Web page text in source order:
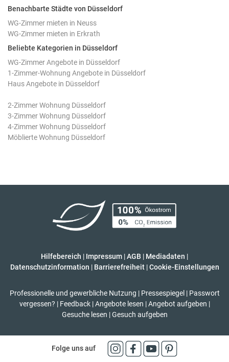
Benachbarte Städte von Düsseldorf
WG-Zimmer mieten in Neuss
WG-Zimmer mieten in Erkrath
Beliebte Kategorien in Düsseldorf
WG-Zimmer Angebote in Düsseldorf
1-Zimmer-Wohnung Angebote in Düsseldorf
Haus Angebote in Düsseldorf
2-Zimmer Wohnung Düsseldorf
3-Zimmer Wohnung Düsseldorf
4-Zimmer Wohnung Düsseldorf
Möblierte Wohnung Düsseldorf
Hilfebereich | Impressum |AGB | Mediadaten |
Datenschutzinformation | Barrierefreiheit | Cookie-Einstellungen
Professionelle und gewerbliche Nutzung | Pressespiegel | Passwort
vergessen? | Feedback | Angebote lesen | Angebot aufgeben |
Gesuche lesen | Gesuch aufgeben
Folge uns auf